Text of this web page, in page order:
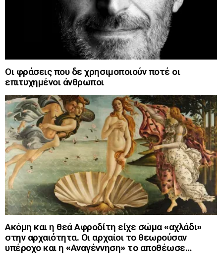
Οι φράσεις που δε χρησιμοποιούν ποτέ οι
επιτυχημένοι άνθρωποι
Ακόμη και η θεά Αφροδίτη είχε σώμα «αχλάδι»
στην αρχαιότητα. Οι αρχαίοι το θεωρούσαν
υπέροχο και η «Αναγέννηση» το αποθέωσε…